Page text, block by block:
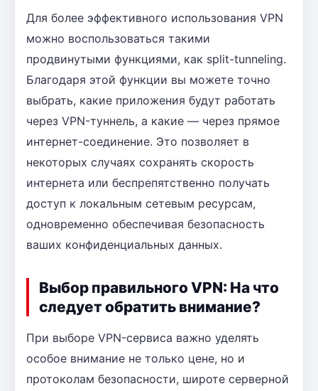
Для более эффективного использования VPN
можно воспользоваться такими
продвинутыми функциями, как split-tunneling.
Благодаря этой функции вы можете точно
выбрать, какие приложения будут работать
через VPN-туннель, а какие — через прямое
интернет-соединение. Это позволяет в
некоторых случаях сохранять скорость
интернета или беспрепятственно получать
доступ к локальным сетевым ресурсам,
одновременно обеспечивая безопасность
ваших конфиденциальных данных.
Выбор правильного VPN: На что
следует обратить внимание?
При выборе VPN-сервиса важно уделять
особое внимание не только цене, но и
протоколам безопасности, широте серверной